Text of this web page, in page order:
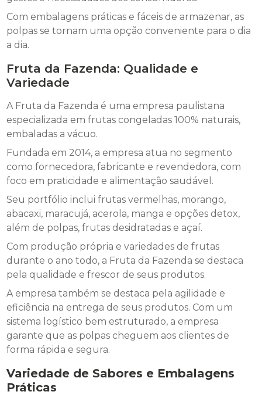
Com embalagens práticas e fáceis de armazenar, as
polpas se tornam uma opção conveniente para o dia
a dia.
Fruta da Fazenda: Qualidade e
Variedade
A Fruta da Fazenda é uma empresa paulistana
especializada em frutas congeladas 100% naturais,
embaladas a vácuo.
Fundada em 2014, a empresa atua no segmento
como fornecedora, fabricante e revendedora, com
foco em praticidade e alimentação saudável.
Seu portfólio inclui frutas vermelhas, morango,
abacaxi, maracujá, acerola, manga e opções detox,
além de polpas, frutas desidratadas e açaí.
Com produção própria e variedades de frutas
durante o ano todo, a Fruta da Fazenda se destaca
pela qualidade e frescor de seus produtos.
A empresa também se destaca pela agilidade e
eficiência na entrega de seus produtos. Com um
sistema logístico bem estruturado, a empresa
garante que as polpas cheguem aos clientes de
forma rápida e segura.
Variedade de Sabores e Embalagens
Práticas